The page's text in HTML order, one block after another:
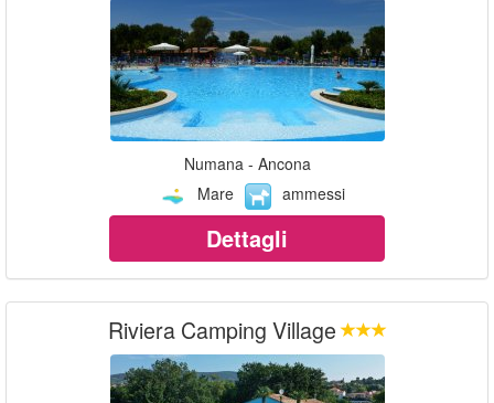
Numana - Ancona
Mare
ammessi
Dettagli
Riviera Camping Village